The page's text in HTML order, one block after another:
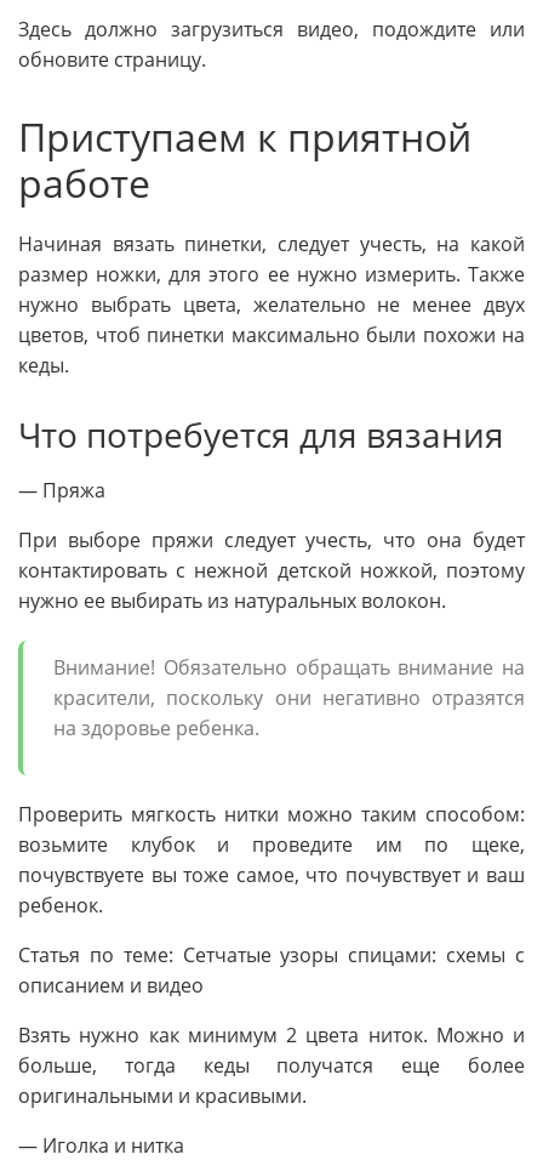
Здесь должно загрузиться видео, подождите или
обновите страницу.
Приступаем к приятной
работе
Начиная вязать пинетки, следует учесть, на какой
размер ножки, для этого ее нужно измерить. Также
нужно выбрать цвета, желательно не менее двух
цветов, чтоб пинетки максимально были похожи на
кеды.
Что потребуется для вязания
— Пряжа
При выборе пряжи следует учесть, что она будет
контактировать с нежной детской ножкой, поэтому
нужно ее выбирать из натуральных волокон.
Внимание! Обязательно обращать внимание на
красители, поскольку они негативно отразятся
на здоровье ребенка.
Проверить мягкость нитки можно таким способом:
возьмите клубок и проведите им по щеке,
почувствуете вы тоже самое, что почувствует и ваш
ребенок.
Статья по теме: Сетчатые узоры спицами: схемы с
описанием и видео
Взять нужно как минимум 2 цвета ниток. Можно и
больше, тогда кеды получатся еще более
оригинальными и красивыми.
— Иголка и нитка